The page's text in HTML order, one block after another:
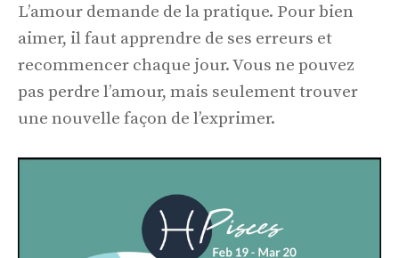
L’amour demande de la pratique. Pour bien
aimer, il faut apprendre de ses erreurs et
recommencer chaque jour. Vous ne pouvez
pas perdre l’amour, mais seulement trouver
une nouvelle façon de l’exprimer.